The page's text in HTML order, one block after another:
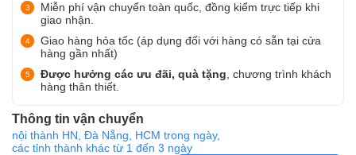
Miễn phí vận chuyển toàn quốc, đồng kiểm trực tiếp khi
giao nhận.
Giao hàng hỏa tốc (áp dụng đối với hàng có sẵn tại cửa
hàng gần nhất)
Được hưởng các ưu đãi, quà tặng , chương trình khách
hàng thân thiết.
Thông tin vận chuyển
nội thành HN, Đà Nẵng, HCM trong ngày,
các tỉnh thành khác từ 1 đến 3 ngày